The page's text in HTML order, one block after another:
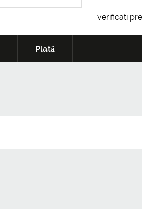
verificati
Plată